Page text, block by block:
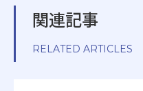
関連記事
RELATED ARTICLES